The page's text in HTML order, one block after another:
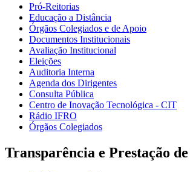
Pró-Reitorias
Educação a Distância
Órgãos Colegiados e de Apoio
Documentos Institucionais
Avaliação Institucional
Eleições
Auditoria Interna
Agenda dos Dirigentes
Consulta Pública
Centro de Inovação Tecnológica - CIT
Rádio IFRO
Órgãos Colegiados
Transparência e Prestação